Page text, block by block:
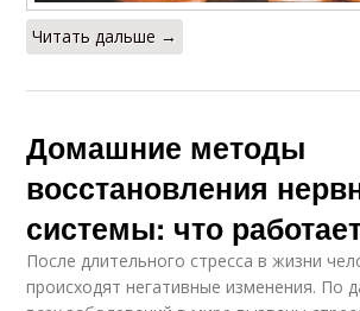
Читать дальше →
Домашние методы
восстановления
системы: что
После длительного стресса в жизни
происходят негативные изменения. По